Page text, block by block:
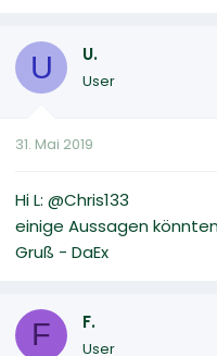
U U.
User
31. Mai 2019
Hi L: @Chris133
einige Aussagen
Gruß - DaEx
F F.
User